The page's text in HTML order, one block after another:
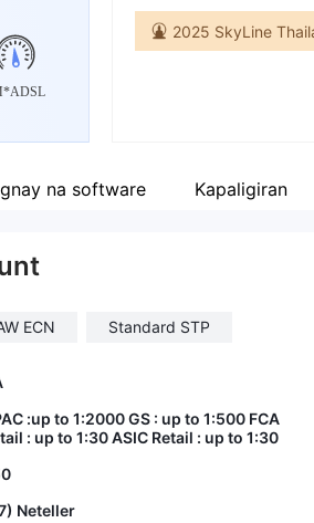
empleyado ng
--
2025 SkyLine
Pangunahing label na
na software Kapaligiran
ECN Standard STP
:up to 1:2000 GS : up to 1:500 FCA
: up to 1:30 ASIC Retail : up to 1:30
Neteller